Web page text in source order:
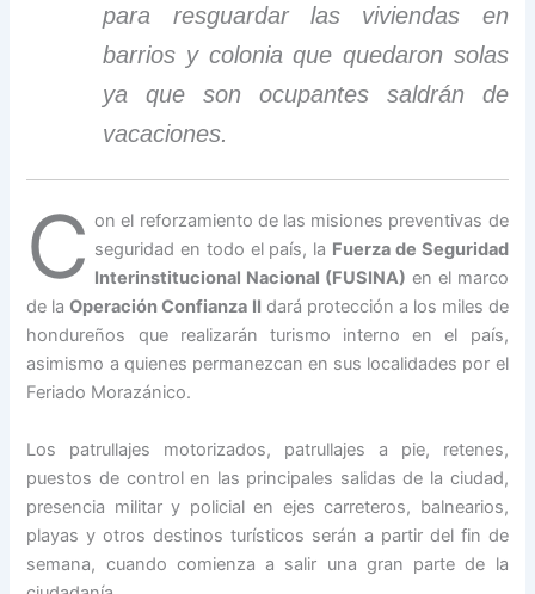
para resguardar las viviendas en
barrios y colonia que quedaron solas
ya que son ocupantes saldrán de
vacaciones.
C on el reforzamiento de las misiones preventivas de
seguridad en todo el país, la Fuerza de Seguridad
Interinstitucional Nacional (FUSINA) en el marco
de laOperación Confianza II dará protección a los miles de
hondureños que realizarán turismo interno en el país,
asimismo a quienes permanezcan en sus localidades por el
Feriado Morazánico.
Los patrullajes motorizados, patrullajes a pie, retenes,
puestos de control en las principales salidas de la ciudad,
presencia militar y policial en ejes carreteros, balnearios,
playas y otros destinos turísticos serán a partir del fin de
semana, cuando comienza a salir una gran parte de la